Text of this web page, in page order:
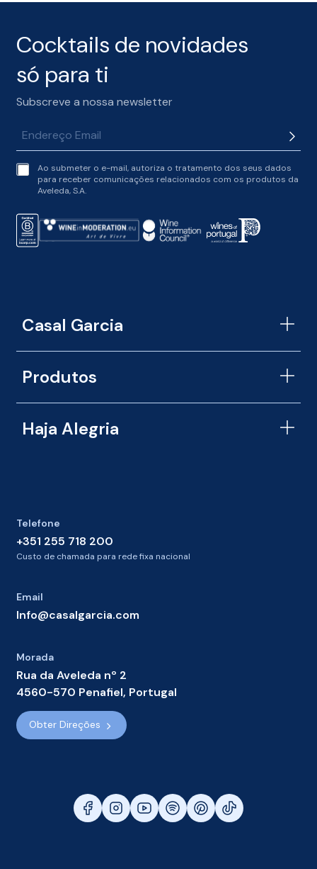
Cocktails de novidades
só para ti
Subscreve a nossa newsletter
e
s
o
f
s
Ao submeter o e-mail, autoriza o tratamento dos seus dados
para receber comunicações relacionados com os produtos da
Aveleda, S.A.
Telefone
+351 255 718 200
Custo de chamada para rede fixa nacional
Email
Info@casalgarcia.com
Morada
Rua da Aveleda nº 2
4560-570 Penafiel, Portugal
Obter Direções
Casal Garcia
Produtos
Haja Alegria